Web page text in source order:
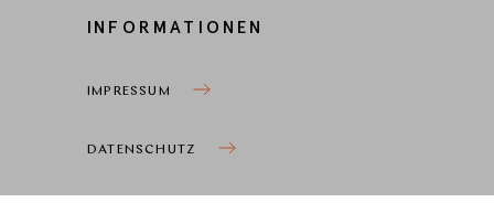
INFORMATIONEN
IMPRESSUM
DATENSCHUTZ